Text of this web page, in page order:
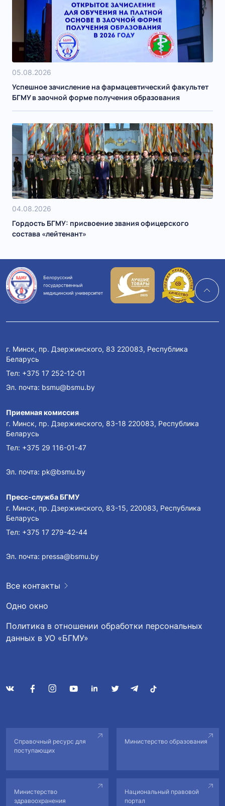
05.08.2026
Успешное зачисление на фармацевтический факультет
БГМУ в заочной форме получения образования
04.08.2026
Гордость БГМУ: присвоение звания офицерского
состава «лейтенант»
г. Минск, пр. Дзержинского, 83 220083, Республика
Беларусь
Тел: +375 17 252-12-01
Эл. почта: bsmu@bsmu.by
Приемная комиссия
г. Минск, пр. Дзержинского, 83-18 220083, Республика
Беларусь
Тел: +375 29 116-01-47
Эл. почта: pk@bsmu.by
Пресс-служба БГМУ
г. Минск, пр. Дзержинского, 83-15, 220083, Республика
Беларусь
Тел: +375 17 279-42-44
Эл. почта: pressa@bsmu.by
Все контакты
Одно окно
Политика в отношении обработки персональных
данных в УО «БГМУ»
Справочный ресурс для
поступающих
Министерство образования
Министерство
здравоохранения
Национальный правовой
портал